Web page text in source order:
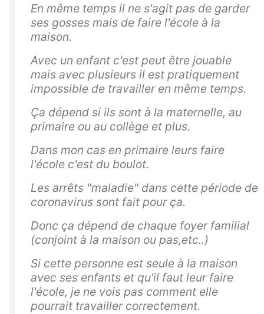
En même temps il ne s'agit pas de garder
ses gosses mais de faire l'école à la
maison.
Avec un enfant c'est peut être jouable
mais avec plusieurs il est pratiquement
impossible de travailler en même temps.
Ça dépend si ils sont à la maternelle, au
primaire ou au collège et plus.
Dans mon cas en primaire leurs faire
l'école c'est du boulot.
Les arrêts "maladie" dans cette période de
coronavirus sont fait pour ça.
Donc ça dépend de chaque foyer familial
(conjoint à la maison ou pas,etc..)
Si cette personne est seule à la maison
avec ses enfants et qu'il faut leur faire
l'école, je ne vois pas comment elle
pourrait travailler correctement.